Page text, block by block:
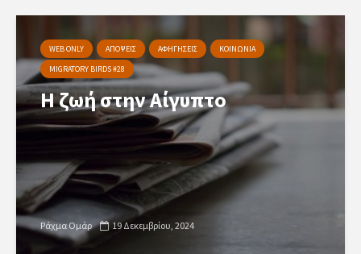
WEB ONLY ΑΠΟΨΕΙΣ ΑΦΗΓΗΣΕΙΣ
ΚΟΙΝΩΝΙΑ
MIGRATORY BIRDS #28
Η ζωή στην Αίγυπτο
Ράχμα Ομάρ 19 Δεκεμβρίου, 2024